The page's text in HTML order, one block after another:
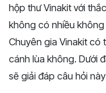
hộp thư Vinakit với
không có nhiều
Chuyên gia Vinakit có
cánh lùa không. Dưới
sẽ giải đáp câu hỏi